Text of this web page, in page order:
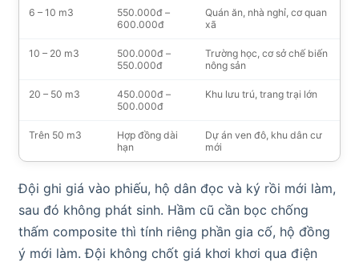
6 – 10 m3
550.000đ –
600.000đ
Quán ăn, nhà nghỉ, cơ quan
xã
10 – 20 m3
500.000đ –
550.000đ
Trường học, cơ sở chế biến
nông sản
20 – 50 m3
450.000đ –
500.000đ
Khu lưu trú, trang trại lớn
Trên 50 m3
Hợp đồng dài
hạn
Dự án ven đô, khu dân cư
mới
Đội ghi giá vào phiếu, hộ dân đọc và ký rồi mới làm,
sau đó không phát sinh. Hầm cũ cần bọc chống
thấm composite thì tính riêng phần gia cố, hộ đồng
ý mới làm. Đội không chốt giá khơi khơi qua điện